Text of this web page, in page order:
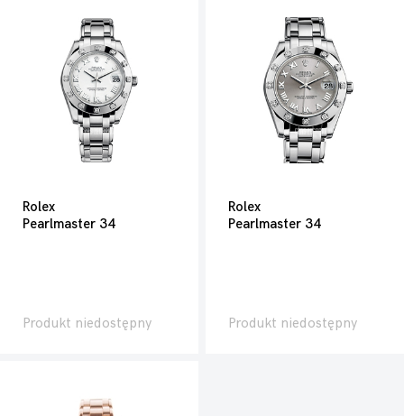
Rolex
Pearlmaster 34
Produkt niedostępny
Rolex
Pearlmaster 34
Produkt niedostępny